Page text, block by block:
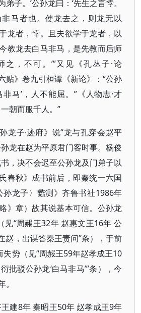
子。’公孙龙曰：‘先生之言悖。
马者也。使龙去之，则龙无以
龙者，悖。且夫欲学于龙者，以
教龙去白马非马，是先教而后师
，不可。’”又见《孔丛子·论
贴》卷九引桓谭《新论》：“公孙
马’，人不能屈。”《人物志·才
朝而服千人。”
龙子·迹府》说“龙与孔穿会赵平
龙在赵为平原君门客时事。杨俊
，决不会迟至公孙龙及门弟子以
春秋》成书前后，即秦统一六国
孙龙子〉蠡测》齐鲁书社1986年
》章）故其说基本可信。公孙龙
见“周赧王32年 赵惠文王16年 公
赵，出谋答秦王责问”条），于前
势（见“周赧王59年赵孝成王10
批驳公孙龙‘白马非马’”条），今
建8年 秦昭王50年 赵孝成王9年